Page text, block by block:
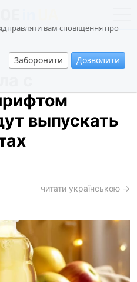
вам сповіщення про
Заборонити Дозволити
общество
происшествия
криминал
техно
лонгриды
архив
gambling
с
выпускать
читати українською →